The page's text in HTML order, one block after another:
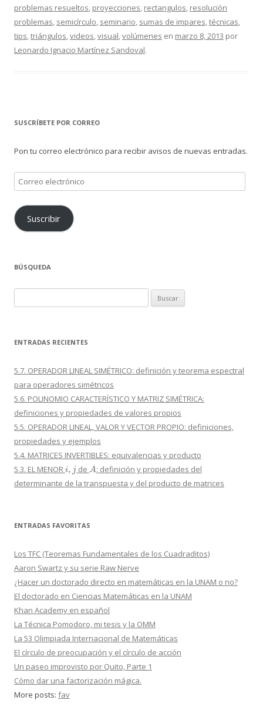
problemas resueltos, proyecciones, rectangulos, resolución
problemas, semicírculo, seminario, sumas de impares,técnicas,
tips,triángulos,videos,visual,volúmenes en marzo 8, 2013 por
Leonardo Ignacio Martínez Sandoval.
SUSCRÍBETE POR CORREO
Pon tu correo electrónico para recibir avisos de nuevas entradas.
Correo
electrónico
Suscribir
BÚSQUEDA
ENTRADAS RECIENTES
5.7. OPERADOR LINEAL SIMÉTRICO: definición y teorema espectral
para operadores simétricos
5.6. POLINOMIO CARACTERÍSTICO Y MATRIZ SIMÉTRICA:
definiciones y propiedades de valores propios
5.5. OPERADOR LINEAL, VALOR Y VECTOR PROPIO: definiciones,
propiedades y ejemplos
5.4. MATRICES INVERTIBLES: equivalencias y producto
5.3. EL MENORi,j de A: definición y propiedades del
determinante de la transpuesta y del producto de matrices
ENTRADAS FAVORITAS
Los TFC (Teoremas Fundamentales de los Cuadraditos)
Aaron Swartz y su serie Raw Nerve
¿Hacer un doctorado directo en matemáticas en la UNAM o no?
El doctorado en Ciencias Matemáticas en la UNAM
Khan Academy en español
La Técnica Pomodoro, mi tesis y la OMM
La 53 Olimpiada Internacional de Matemáticas
El círculo de preocupación y el círculo de acción
Un paseo improvisto por Quito, Parte 1
Cómo dar una factorización mágica.
More posts: fav